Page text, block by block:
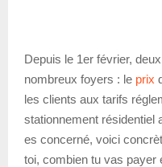
Depuis le 1er février,
nombreux foyers : le prix
les clients aux tarifs
stationnement résidentiel
es concerné, voici
toi, combien tu vas payer